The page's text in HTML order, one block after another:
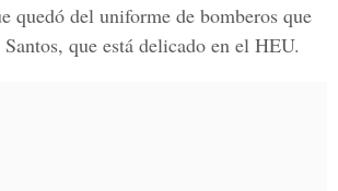
quedó del uniforme de bomberos que
que está delicado en el HEU.